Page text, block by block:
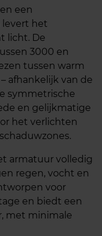
een
levert het
licht. De
3000 en
tussen warm
afhankelijk van de
symmetrische
en gelijkmatige
het verlichten
armatuur volledig
regen, vocht en
voor
en biedt een
met minimale